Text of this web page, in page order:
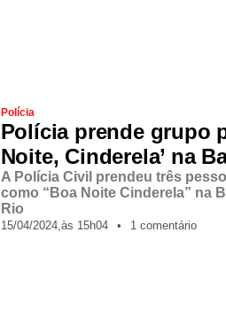
Polícia
Polícia prende grupo
Noite, Cinderela’ na
A Polícia Civil prendeu três
como “Boa Noite Cinderela” na
Rio
15/04/2024,às 15h04 • 1 comentário